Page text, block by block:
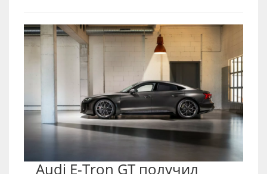
Audi E-Tron GT получил